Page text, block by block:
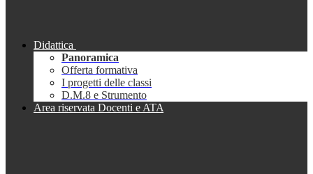
Didattica
Panoramica
Offerta formativa
I progetti delle classi
D.M.8 e Strumento
Area riservata Docenti e ATA